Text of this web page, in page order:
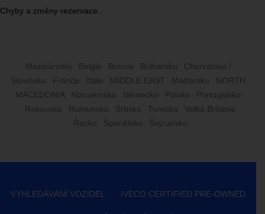
Chyby a změny rezervace.
Mezinárodní Belgie Bosnia Bulharsko
Chorvatsko /
Slovinsko
France Itálie MIDDLE EAST Maďarsko
NORTH
MACEDONIA
Nizozemsko Německo Polsko
Portugalsko
Rakousko
Rumunsko Srbsko Turecko
Velká Británie
Řecko
Španělsko Švýcarsko
VYHLEDÁVÁNÍ VOZIDEL IVECO CERTIFIED PRE-OWNED